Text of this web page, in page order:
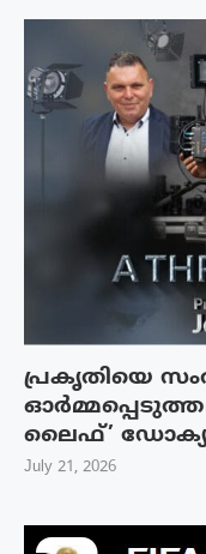
പ്രകൃതിയെ
ലൈഫ്’
July 21, 2026